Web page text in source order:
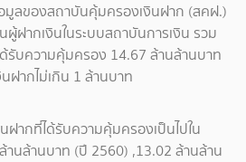
มูลของสถาบันคุ้มครองเงินฝาก (สคฝ.)
ฝากเงินในระบบสถาบันการเงิน รวม
รับความคุ้มครอง 14.67 ล้านล้านบาท
ฝากไม่เกิน 1 ล้านบาท
ากที่ได้รับความคุ้มครองเป็นไปใน
นล้านบาท (ปี 2560) ,13.02 ล้านล้าน